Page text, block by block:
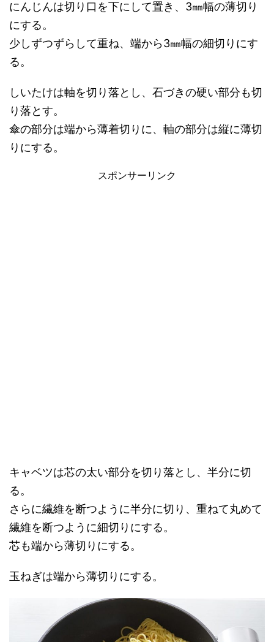
にんじんは切り口を下にして置き、3㎜幅の薄切り
にする。
少しずつずらして重ね、端から3㎜幅の細切りにす
る。
しいたけは軸を切り落とし、石づきの硬い部分も切
り落とす。
傘の部分は端から薄着切りに、軸の部分は縦に薄切
りにする。
スポンサーリンク
キャベツは芯の太い部分を切り落とし、半分に切
る。
さらに繊維を断つように半分に切り、重ねて丸めて
繊維を断つように細切りにする。
芯も端から薄切りにする。
玉ねぎは端から薄切りにする。